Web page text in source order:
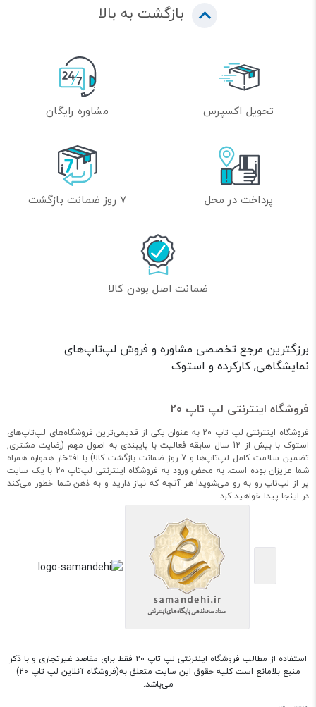
بازگشت به بالا
تحویل اکسپرس مشاوره رایگان
پرداخت در محل 7 روز ضمانت بازگشت
ضمانت اصل بودن کالا
برزگترین مرجع تخصصی مشاوره و فروش لپ‌تاپ‌های
نمایشگاهی, کارکرده و استوک
فروشگاه اینترنتی لپ تاپ 20
فروشگاه اینترنتی لپ تاپ 20 به عنوان یکی از قدیمی‌ترین فروشگاه‌های لپ‌تاپ‌های
استوک با بیش از 12 سال سابقه فعالیت با پایبندی به اصول مهم (رضایت مشتری,
تضمین سلامت کامل لپ‌تاپ‌ها و 7 روز ضمانت بازگشت کالا) با افتخار همواره همراه
شما عزیزان بوده است. به محض ورود به فروشگاه اینترنتی لپ‌تاپ 20 با یک سایت
پر از لپ‌تاپ رو به رو می‌شوید! هر آنچه که نیاز دارید و به ذهن شما خطور می‌کند
در اینجا پیدا خواهید کرد.
استفاده از مطالب فروشگاه اینترنتی لپ تاپ 20 فقط برای مقاصد غیرتجاری و با ذکر
منبع بلامانع است کلیه حقوق این سایت متعلق به(فروشگاه آنلاین لپ تاپ 20)
می‌باشد.